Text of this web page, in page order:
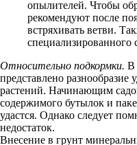
опылителей. Чтобы
рекомендуют после
встряхивать ветви.
специализированного
Относительно подкормки. В
представлено
растений. Начинающим
содержимого бутылок и
удастся. Однако следует
недостаток.
Внесение в грунт